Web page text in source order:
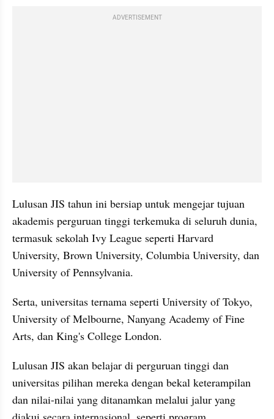
ADVERTISEMENT
Lulusan JIS tahun ini bersiap untuk mengejar tujuan
akademis perguruan tinggi terkemuka di seluruh dunia,
termasuk sekolah Ivy League seperti Harvard
University, Brown University, Columbia University, dan
University of Pennsylvania.
Serta, universitas ternama seperti University of Tokyo,
University of Melbourne, Nanyang Academy of Fine
Arts, dan King's College London.
Lulusan JIS akan belajar di perguruan tinggi dan
universitas pilihan mereka dengan bekal keterampilan
dan nilai-nilai yang ditanamkan melalui jalur yang